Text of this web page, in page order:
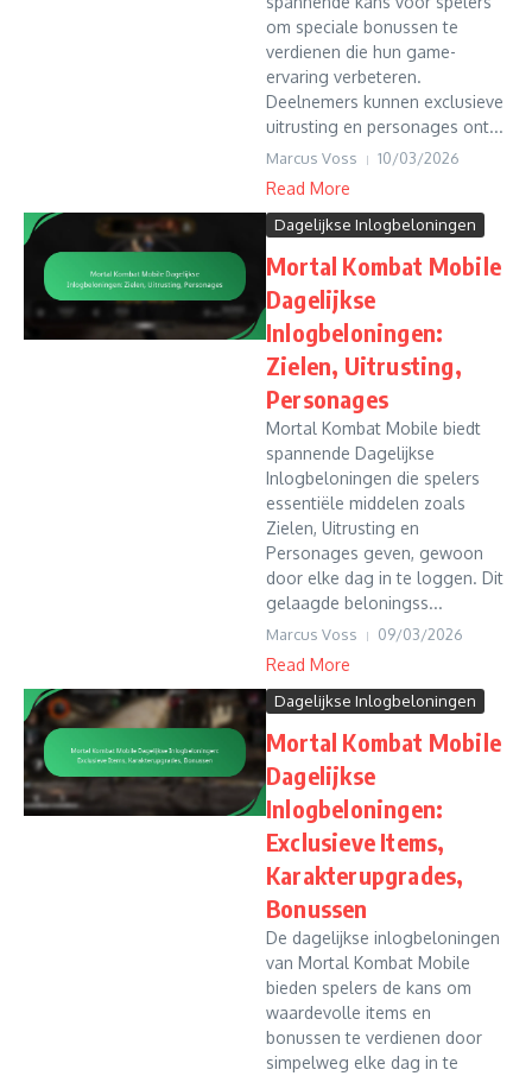
om speciale bonussen te
verdienen die hun game-
ervaring verbeteren.
Deelnemers kunnen exclusieve
uitrusting en personages ont...
Marcus Voss 10/03/2026
Read More
Dagelijkse Inlogbeloningen
Mortal Kombat Mobile
Dagelijkse
Inlogbeloningen:
Zielen, Uitrusting,
Personages
Mortal Kombat Mobile biedt
spannende Dagelijkse
Inlogbeloningen die spelers
essentiële middelen zoals
Zielen, Uitrusting en
Personages geven, gewoon
door elke dag in te loggen. Dit
gelaagde beloningss...
Marcus Voss 09/03/2026
Read More
Dagelijkse Inlogbeloningen
Mortal Kombat Mobile
Dagelijkse
Inlogbeloningen:
Exclusieve Items,
Karakterupgrades,
Bonussen
De dagelijkse inlogbeloningen
van Mortal Kombat Mobile
bieden spelers de kans om
waardevolle items en
bonussen te verdienen door
simpelweg elke dag in te